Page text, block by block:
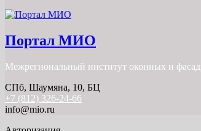
Портал МИО
Межрегиональный институт оконных и
СПб, Шаумяна, 10, БЦ
+7 (812) 326-24-66
info@mio.ru